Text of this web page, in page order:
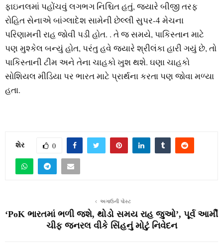
ફાઇનલમાં પહોંચવું લગભગ નિશ્ચિત હતું, જ્યારે બીજી તરફ
રોહિત સેનાએ બાંગ્લાદેશ સામેની છેલ્લી સુપર-4 મેચના
પરિણામની રાહ જોવી પડી હોત. . તે જ સમયે, પાકિસ્તાન માટે
પણ મુશ્કેલ બન્યું હોત, પરંતુ હવે જ્યારે શ્રીલંકા હારી ગયું છે, તો
પાકિસ્તાની ટીમ અને તેના ચાહકો ખુશ થશે. ઘણા ચાહકો
સોશિયલ મીડિયા પર ભારત માટે પ્રાર્થના કરતા પણ જોવા મળ્યા
હતા.
શેર 0
અગાઉની પોસ્ટ
‘PoK ભારતમાં ભળી જશે, થોડો સમય રાહ જુઓ’, પૂર્વ આર્મી
ચીફ જનરલ વીકે સિંહનું મોટું નિવેદન